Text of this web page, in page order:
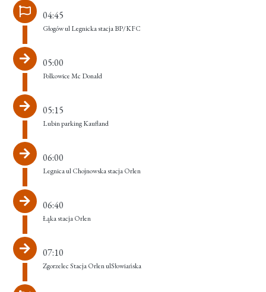
04:45
Głogów ul Legnicka stacja BP/KFC
05:00
Polkowice Mc Donald
05:15
Lubin parking Kaufland
06:00
Legnica ul Chojnowska stacja Orlen
06:40
Łąka stacja Orlen
07:10
Zgorzelec Stacja Orlen ulSłowiańska